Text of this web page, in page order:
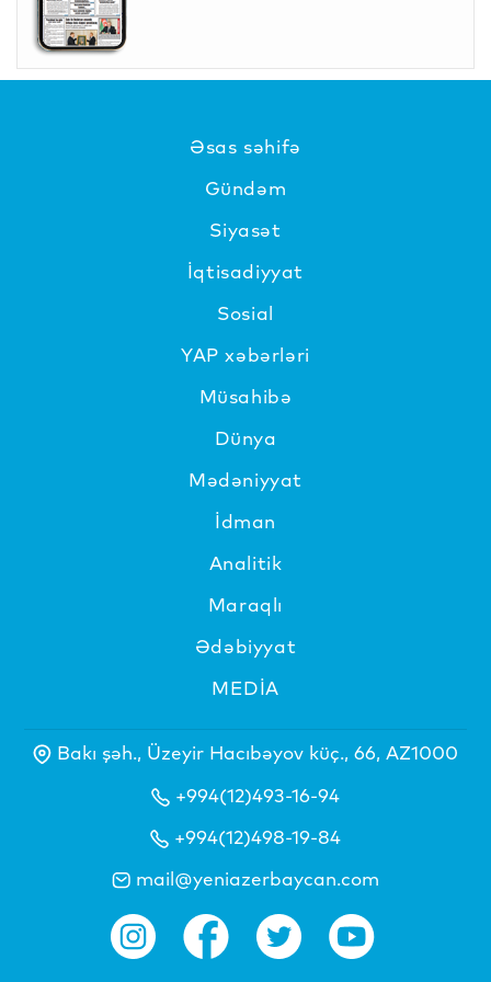
Əsas səhifə
Gündəm
Siyasət
İqtisadiyyat
Sosial
YAP xəbərləri
Müsahibə
Dünya
Mədəniyyat
İdman
Analitik
Maraqlı
Ədəbiyyat
MEDİA
Bakı şəh., Üzeyir Hacıbəyov küç., 66, AZ1000
+994(12)493-16-94
+994(12)498-19-84
mail@yeniazerbaycan.com